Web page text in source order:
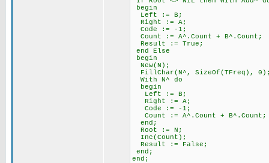
begin
Left := B;
Right := A;
Code := -1;
Count := A^.Count + B^.Count;
Result := True;
end Else
begin
New(N);
FillChar(N^, SizeOf(TFreq),
With N^ do
begin
Left := B;
Right := A;
Code := -1;
Count := A^.Count + B^.Count;
end;
Root := N;
Inc(Count);
Result := False;
end;
end;